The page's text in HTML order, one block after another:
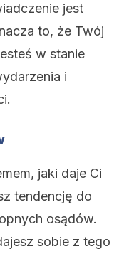
jest
to, że Twój
w stanie
i
jaki daje Ci
tendencję do
osądów.
sobie z tego